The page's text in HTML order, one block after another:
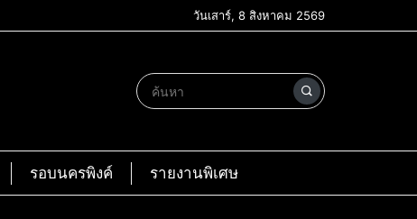
วันเสาร์, 8 สิงหาคม 2569
รอบนครพิงค์ รายงานพิเศษ